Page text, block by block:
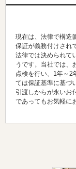
現在は、法律で構造
保証が義務付けされ
法律では決められて
うです。当社では、
点検を行い、1年～2
ては保証基準に基づ
引渡しからが永いお
であってもお気軽に